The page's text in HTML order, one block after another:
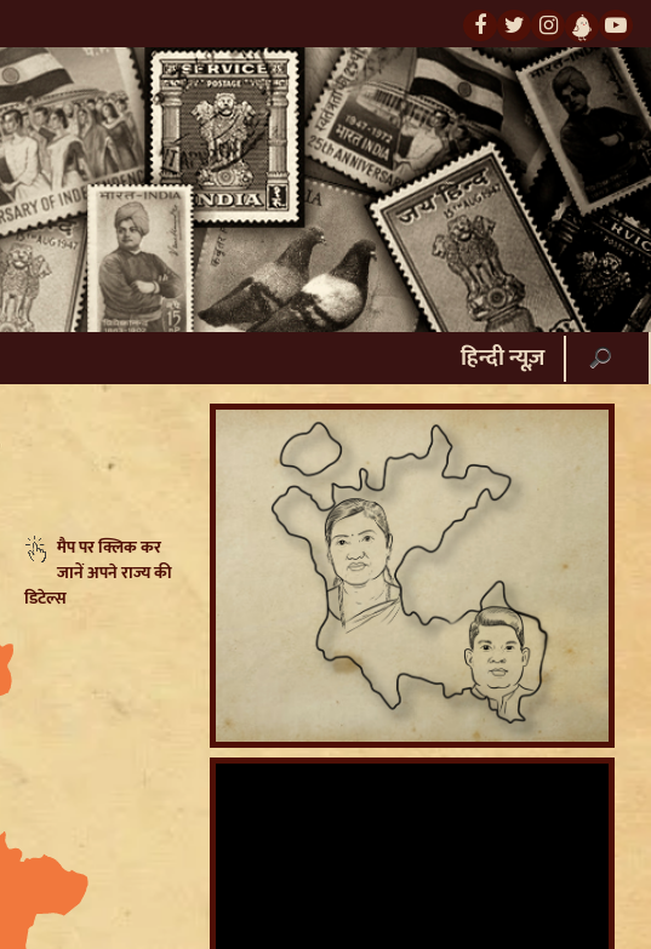
हिन्दी न्यूज़
मैप पर क्लिक कर
जानें अपने राज्य की
डिटेल्स